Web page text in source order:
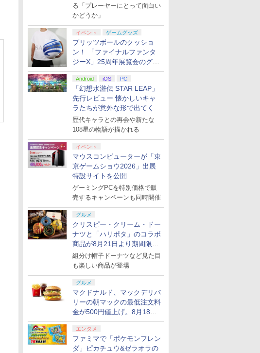
演レポート】
る「プレーヤーにとって面白い
かどうか」
イベント ゲームグッズ
ブリッツボールのクッショ
ン！ 「ファイナルファンタ
ジーX」25周年展覧会のグッ
ズ情報が公開
Android iOS PC
「幻想水滸伝 STAR LEAP」
先行レビュー 懐かしいキャ
ラたちが意外な形で出てくる
シリーズ完全新作！
歴代キャラとの再会や新たな
108星の物語が描かれる
イベント
マウスコンピューターが「東
京ゲームショウ2026」出展
特設サイトを公開
ゲーミングPCを特別価格で販
売するキャンペーンも同時開催
グルメ
クリスピー・クリーム・ドー
ナツと「ハリポタ」のコラボ
商品が8月21日より期間限定
で発売
組分け帽子ドーナツなど見た目
も楽しい商品が登場
グルメ
マクドナルド、マックデリバ
リーの朝マックの最低注文料
金が500円値上げ。8月18日
より1,500円から受付
エンタメ
ファミマで「ポケモンフレン
ダ」ピカチュウ&ゼラオラの